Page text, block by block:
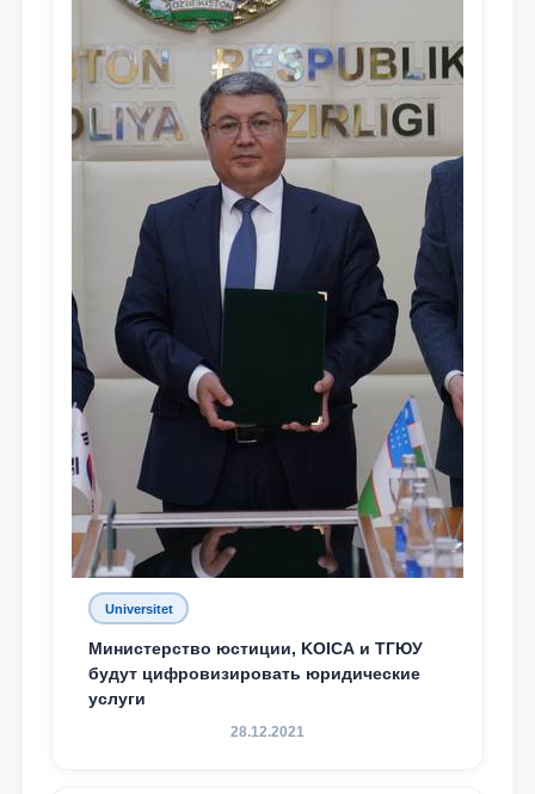
Universitet
Министерство юстиции, KOICA и ТГЮУ
будут цифровизировать юридические
услуги
28.12.2021